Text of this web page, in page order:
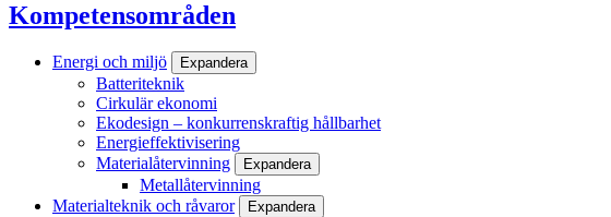
Kompetensområden
Energi och miljö Expandera
Batteriteknik
Cirkulär ekonomi
Ekodesign – konkurrenskraftig hållbarhet
Energieffektivisering
Materialåtervinning
Expandera
Metallåtervinning
Materialteknik och råvaror
Expandera